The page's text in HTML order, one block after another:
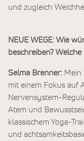
und zugleich
NEUE WEGE: Wie
beschreiben?
Selma Brenner: Mein
mit einem Fokus auf
Nervensystem-
Atem und
klassischem Yoga-
und